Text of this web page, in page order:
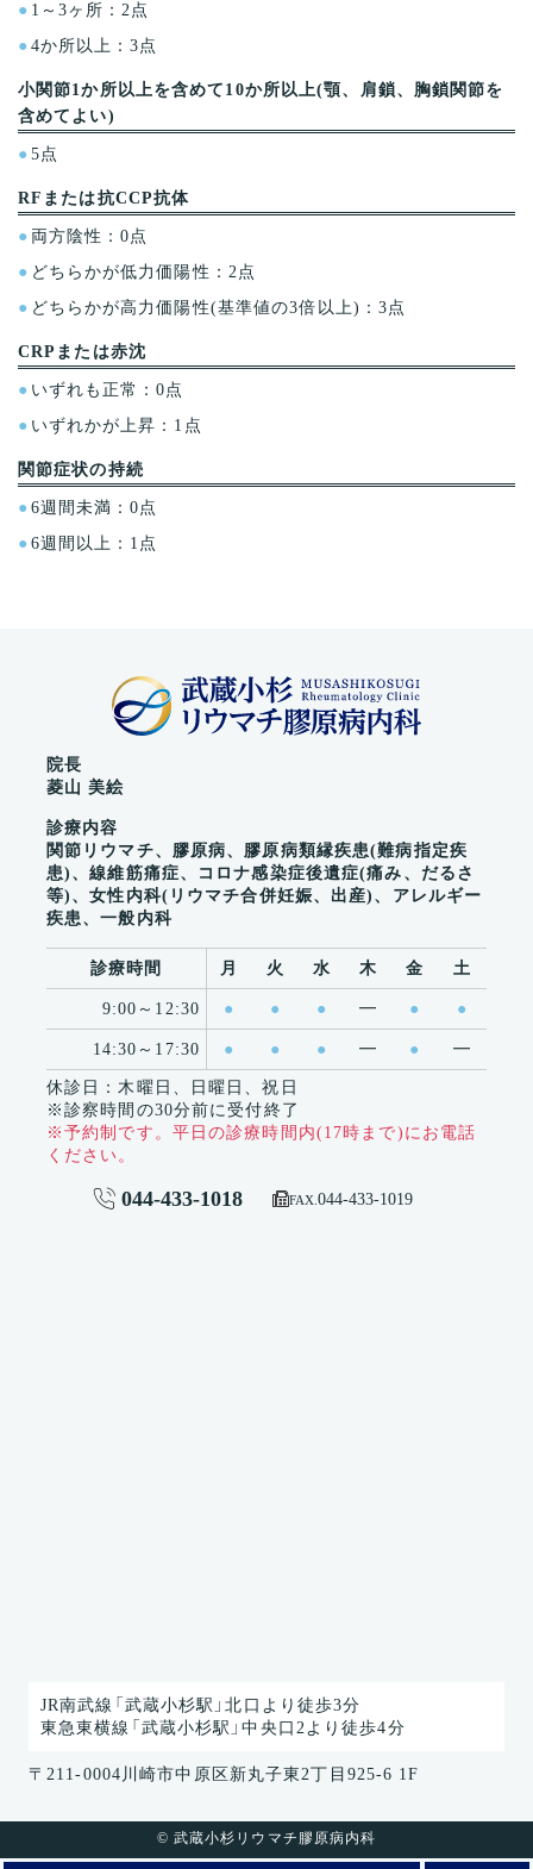
1～3ヶ所：2点
4か所以上：3点
小関節1か所以上を含めて10か所以上(顎、肩鎖、胸鎖関節を
含めてよい)
5点
RFまたは抗CCP抗体
両方陰性：0点
どちらかが低力価陽性：2点
どちらかが高力価陽性(基準値の3倍以上)：3点
CRPまたは赤沈
いずれも正常：0点
いずれかが上昇：1点
関節症状の持続
6週間未満：0点
6週間以上：1点
院長
菱山 美絵
診療内容
関節リウマチ、膠原病、膠原病類縁疾患(難病指定疾
患)、線維筋痛症、コロナ感染症後遺症(痛み、だるさ
等)、女性内科(リウマチ合併妊娠、出産)、アレルギー
疾患、一般内科
休診日：木曜日、日曜日、祝日
※診察時間の30分前に受付終了
※予約制です。平日の診療時間内(17時まで)にお電話
ください。
診療時間 月 火 水 木 金 土
9:00～12:30 ● ● ● ━ ● ●
14:30～17:30 ● ● ● ━ ● ━
 044-433-1018 FAX. 044-433-1019
JR南武線「武蔵小杉駅」北口より徒歩3分
東急東横線「武蔵小杉駅」中央口2より徒歩4分
〒211-0004川崎市中原区新丸子東2丁目925-6 1F
© 武蔵小杉リウマチ膠原病内科